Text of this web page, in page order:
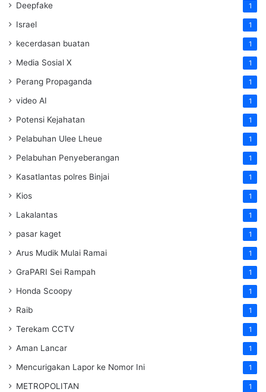
Deepfake 1
Israel 1
kecerdasan buatan 1
Media Sosial X 1
Perang Propaganda 1
video AI 1
Potensi Kejahatan 1
Pelabuhan Ulee Lheue 1
Pelabuhan Penyeberangan 1
Kasatlantas polres Binjai 1
Kios 1
Lakalantas 1
pasar kaget 1
Arus Mudik Mulai Ramai 1
GraPARI Sei Rampah 1
Honda Scoopy 1
Raib 1
Terekam CCTV 1
Aman Lancar 1
Mencurigakan Lapor ke Nomor Ini 1
METROPOLITAN 1